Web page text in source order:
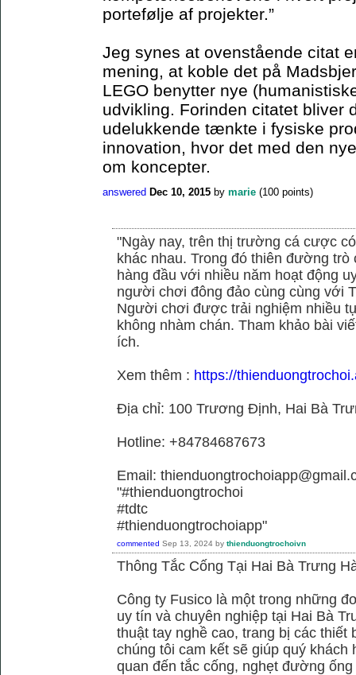
portefølje af projekter.”
Jeg synes at ovenstående citat
mening, at koble det på
LEGO benytter nye
udvikling. Forinden citatet bliver
udelukkende tænkte i fysiske
innovation, hvor det med den
om koncepter.
answered Dec 10, 2015 by marie (100 points)
"Ngày nay, trên thị trường cá cược
khác nhau. Trong đó thiên đường
hàng đầu với nhiều năm hoạt động
người chơi đông đảo cùng cùng với
Người chơi được trải nghiệm nhiều
không nhàm chán. Tham khảo bài
ích.
Xem thêm : https://
Địa chỉ: 100 Trương Định, Hai Bà
Hotline: +84784687673
Email:
"#thienduongtrochoi
#tdtc
#thienduongtrochoiapp"
commented Sep 13, 2024 by thienduongtrochoivn
Thông Tắc Cống Tại Hai Bà Trưng
Công ty Fusico là một trong những
uy tín và chuyên nghiệp tại Hai Bà
thuật tay nghề cao, trang bị các thiết
chúng tôi cam kết sẽ giúp quý
quan đến tắc cống, nghẹt đường